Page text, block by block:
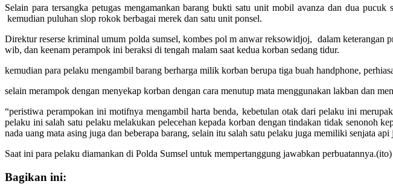
Selain para tersangka petugas mengamankan barang bukti satu unit mobil avanza dan dua
kemudian puluhan slop rokok berbagai merek dan satu unit ponsel.
Direktur reserse kriminal umum polda sumsel, kombes pol m anwar reksowidjoj, dalam
wib, dan keenam perampok ini beraksi di tengah malam saat kedua korban sedang tidur.
kemudian para pelaku mengambil barang berharga milik korban berupa tiga buah handphone,
selain merampok dengan menyekap korban dengan cara menutup mata menggunakan lakban dan
“peristiwa perampokan ini motifnya mengambil harta benda, kebetulan otak dari pelaku ini
pelaku ini salah satu pelaku melakukan pelecehan kepada korban dengan tindakan tidak senonoh
nada uang mata asing juga dan beberapa barang, selain itu salah satu pelaku juga memiliki senjata
Saat ini para pelaku diamankan di Polda Sumsel untuk mempertanggung jawabkan perbuatannya.(ito)
Bagikan ini: